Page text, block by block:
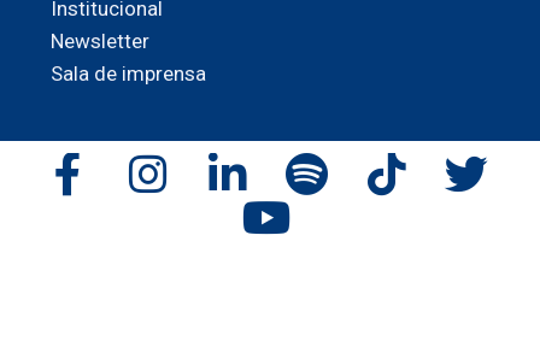
Institucional
Newsletter
Sala de imprensa